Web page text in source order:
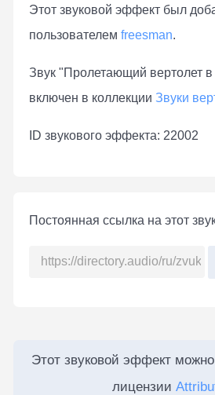
Этот звуковой эффект был
пользователем freesman.
Звук "Пролетающий вертолет в
включен в коллекции Звуки
ID звукового эффекта: 22002
Постоянная ссылка на этот
Этот звуковой эффект
лицензии